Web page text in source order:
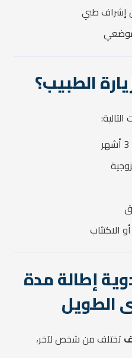
إشراف طبي
الطبيب؟
الاكتئاب
إطالة مدة
الطويل
تختلف من شخص لآخر،